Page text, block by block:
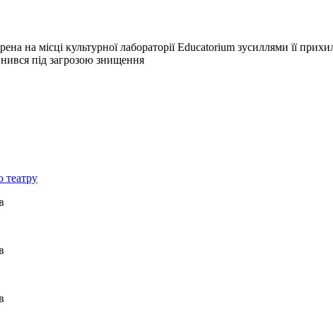
на місці культурної лабораторії Educatorium зусиллями її
під загрозою знищення
театру